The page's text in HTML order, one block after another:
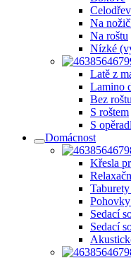
Na
Na roštu
Nízké
Latě z
Lamino
Bez roštu
S roštem
S
Domácnost
Křesla
Sedací
Sedací